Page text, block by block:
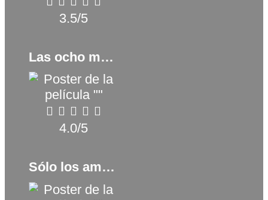
3.5/5
Las ocho montañas (2022)
4.0/5
Sólo los amantes sobreviven (2023)